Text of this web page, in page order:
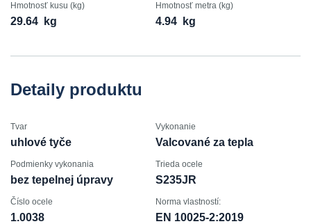
Hmotnosť kusu (kg)
29.64 kg
Hmotnosť metra (kg)
4.94 kg
Detaily produktu
Tvar
uhlové tyče
Vykonanie
Valcované za tepla
Podmienky vykonania
bez tepelnej úpravy
Trieda ocele
S235JR
Číslo ocele
1.0038
Norma vlastností:
EN 10025-2:2019